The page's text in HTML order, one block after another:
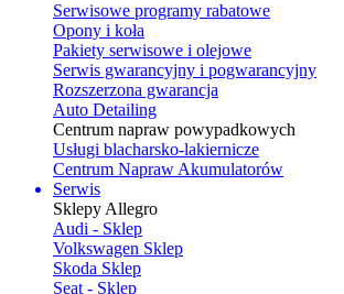
Serwisowe programy rabatowe
Opony i koła
Pakiety serwisowe i olejowe
Serwis gwarancyjny i pogwarancyjny
Rozszerzona gwarancja
Auto Detailing
Centrum napraw powypadkowych
Usługi blacharsko-lakiernicze
Centrum Napraw Akumulatorów
Serwis
Sklepy Allegro
Audi - Sklep
Volkswagen Sklep
Skoda Sklep
Seat - Sklep